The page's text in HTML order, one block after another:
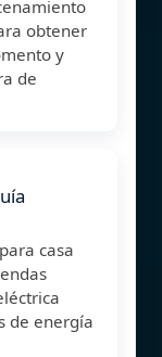
obtener
y
de
casa
de energía